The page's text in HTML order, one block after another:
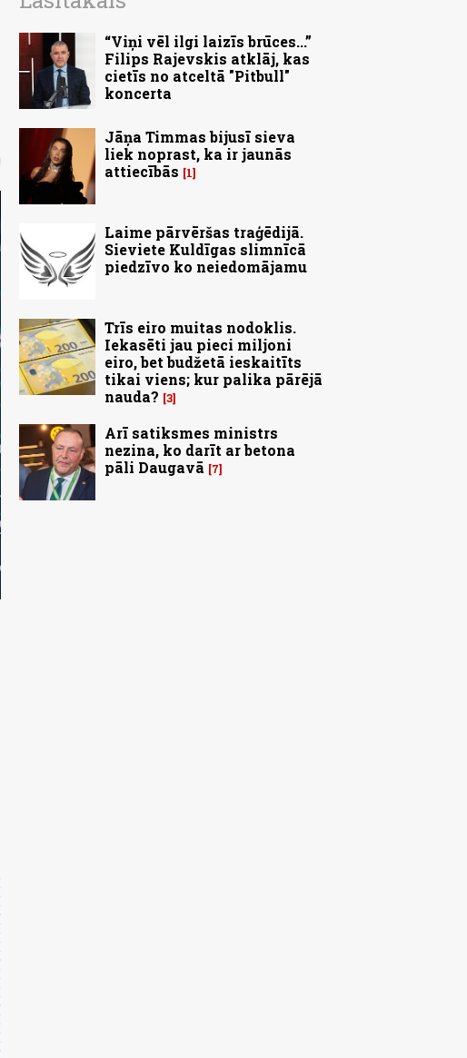
“Viņi vēl ilgi laizīs brūces...”
Filips Rajevskis atklāj, kas
cietīs no atceltā "Pitbull"
koncerta
Jāņa Timmas bijusī sieva
liek noprast, ka ir jaunās
attiecībās
1
Laime pārvēršas traģēdijā.
Sieviete Kuldīgas slimnīcā
piedzīvo ko neiedomājamu
Trīs eiro muitas nodoklis.
Iekasēti jau pieci miljoni
eiro, bet budžetā ieskaitīts
tikai viens; kur palika pārējā
nauda? 3
Arī satiksmes ministrs
nezina, ko darīt ar betona
pāli Daugavā
7